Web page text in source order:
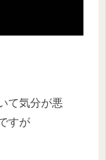
て気分が悪
すが